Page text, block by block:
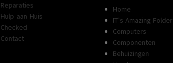
Reparaties
Hulp aan Huis
Checked
Contact
Home
IT’s Amazing Folder
Computers
Componenten
Behuizingen